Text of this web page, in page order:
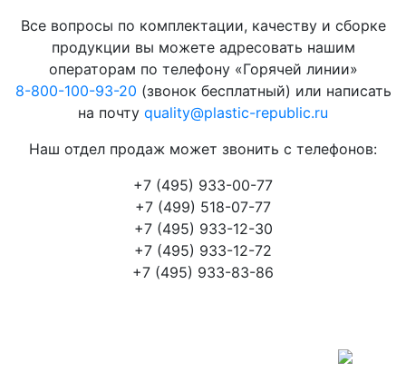
Все вопросы по комплектации, качеству и сборке
продукции вы можете адресовать нашим
операторам по телефону «Горячей линии»
8-800-100-93-20 (звонок бесплатный) или написать
на почту quality@plastic-republic.ru
Наш отдел продаж может звонить с телефонов:
+7 (495) 933-00-77
+7 (499) 518-07-77
+7 (495) 933-12-30
+7 (495) 933-12-72
+7 (495) 933-83-86